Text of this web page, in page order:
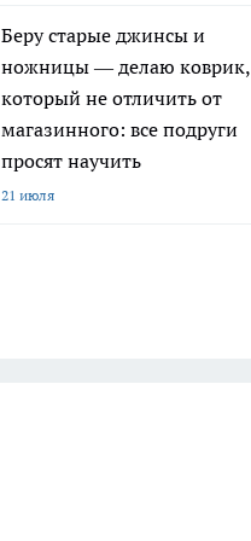
Беру старые джинсы и
ножницы — делаю коврик,
который не отличить от
магазинного: все подруги
просят научить
21 июля